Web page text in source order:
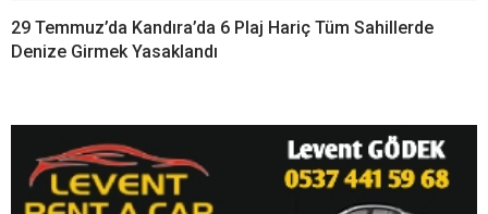
29 Temmuz’da Kandıra’da 6 Plaj Hariç Tüm Sahillerde
Denize Girmek Yasaklandı